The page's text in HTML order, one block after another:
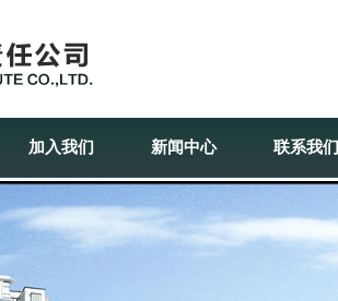
加入我们 新闻中心 联系我们